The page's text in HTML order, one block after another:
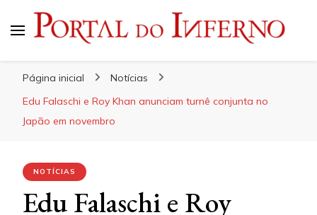
Página inicial
Notícias
Edu Falaschi e Roy Khan anunciam turnê conjunta no
Japão em novembro
NOTÍCIAS
Edu Falaschi e Roy